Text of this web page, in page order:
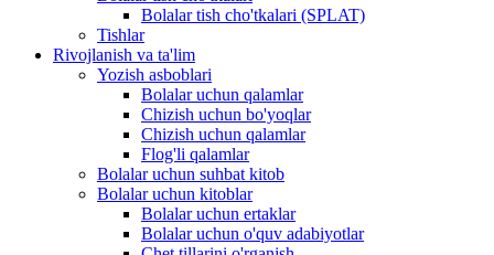
Bolalar tish cho'tkalari (SPLAT)
Tishlar
Rivojlanish va ta'lim
Yozish asboblari
Bolalar uchun qalamlar
Chizish uchun bo'yoqlar
Chizish uchun qalamlar
Flog'li qalamlar
Bolalar uchun suhbat kitob
Bolalar uchun kitoblar
Bolalar uchun ertaklar
Bolalar uchun o'quv adabiyotlar